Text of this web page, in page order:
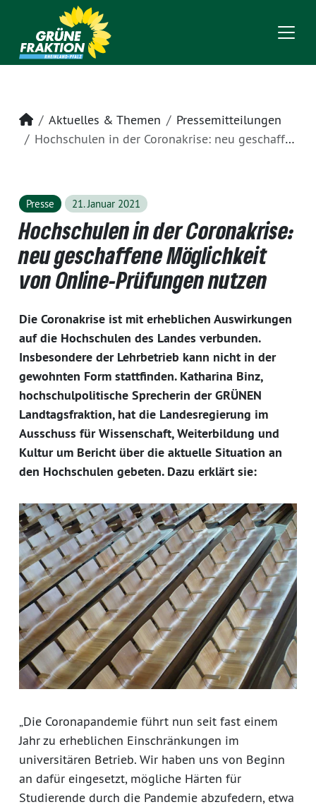
Startseite
Aktuelles & Themen
Pressemitteilungen
Hochschulen in der Coronakrise: neu geschaffene Möglichkeit von Online-Prüfungen nutzen
Presse 21. Januar 2021
Hochschulen in der Coronakrise:
neu geschaffene Möglichkeit
von Online-Prüfungen nutzen
Die Coronakrise ist mit erheblichen Auswirkungen
auf die Hochschulen des Landes verbunden.
Insbesondere der Lehrbetrieb kann nicht in der
gewohnten Form stattfinden. Katharina Binz,
hochschulpolitische Sprecherin der GRÜNEN
Landtagsfraktion, hat die Landesregierung im
Ausschuss für Wissenschaft, Weiterbildung und
Kultur um Bericht über die aktuelle Situation an
den Hochschulen gebeten. Dazu erklärt sie:
„Die Coronapandemie führt nun seit fast einem
Jahr zu erheblichen Einschränkungen im
universitären Betrieb. Wir haben uns von Beginn
an dafür eingesetzt, mögliche Härten für
Studierende durch die Pandemie abzufedern, etwa